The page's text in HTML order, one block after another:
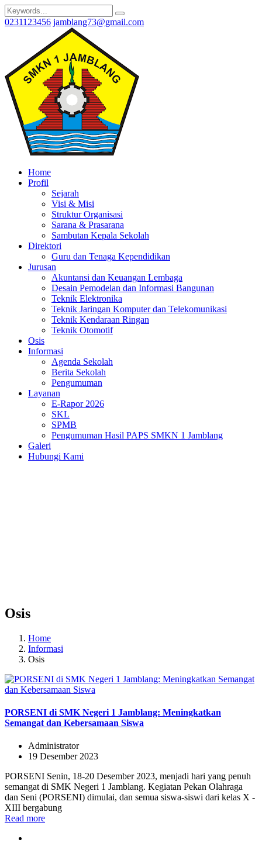
0231123456 jamblang73@gmail.com
Home
Profil
Sejarah
Visi & Misi
Struktur Organisasi
Sarana & Prasarana
Sambutan Kepala Sekolah
Direktori
Guru dan Tenaga Kependidikan
Jurusan
Akuntansi dan Keuangan Lembaga
Desain Pemodelan dan Informasi Bangunan
Teknik Elektronika
Teknik Jaringan Komputer dan Telekomunikasi
Teknik Kendaraan Ringan
Teknik Otomotif
Osis
Informasi
Agenda Sekolah
Berita Sekolah
Pengumuman
Layanan
E-Rapor 2026
SKL
SPMB
Pengumuman Hasil PAPS SMKN 1 Jamblang
Galeri
Hubungi Kami
Osis
Home
Informasi
Osis
PORSENI di SMK Negeri 1 Jamblang: Meningkatkan
Semangat dan Kebersamaan Siswa
Administrator
19 Desember 2023
PORSENI Senin, 18-20 Desember 2023, menjadi hari yang penuh
semangat di SMK Negeri 1 Jamblang. Kegiatan Pekan Olahraga
dan Seni (PORSENI) dimulai, dan semua siswa-siswi dari kelas X -
XIII bergabung
Read more